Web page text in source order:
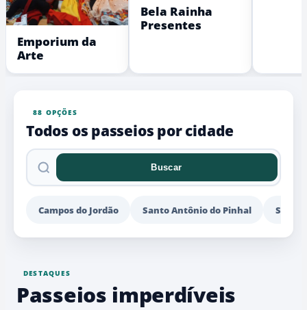
Emporium da
Arte
Bela Rainha
Presentes
88 OPÇÕES
Todos os passeios por cidade
Pesquisar
Buscar
Campos do Jordão Santo Antônio do Pinhal São
DESTAQUES
Passeios imperdíveis